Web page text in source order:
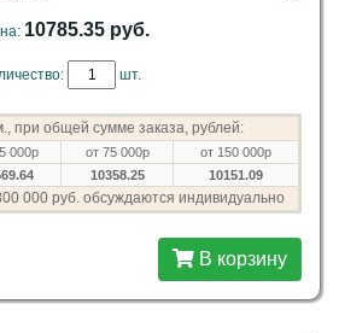
10785.35 руб.
шт.
при общей сумме заказа, рублей:
000р от 75 000р
от 150 000р
10358.25 10151.09
000 руб. обсуждаются индивидуально
В корзину